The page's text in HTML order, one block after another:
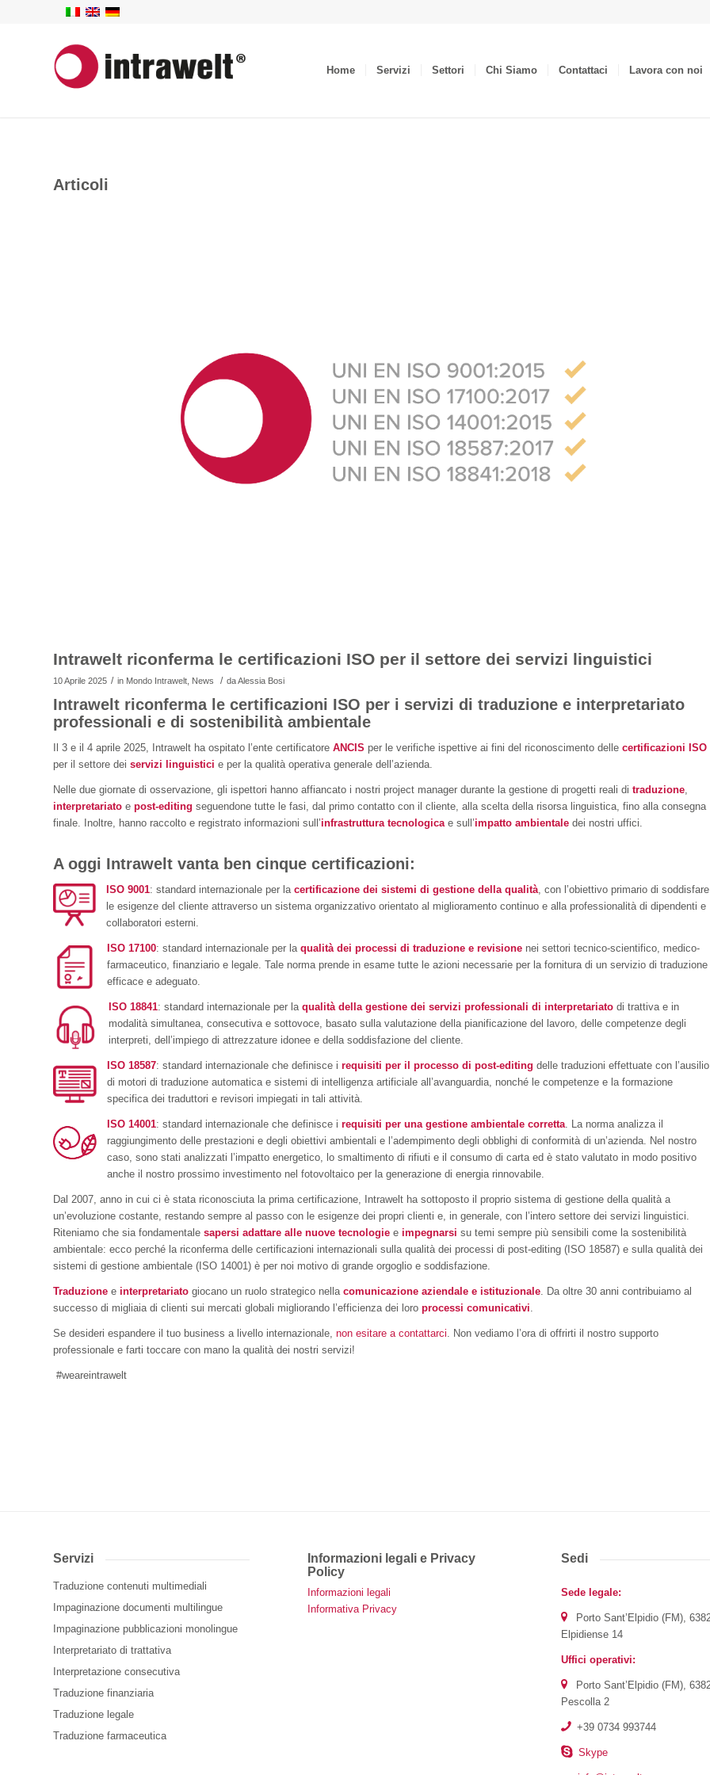
Home Servizi Settori Chi Siamo Contattaci Lavora con noi
Articoli
Intrawelt riconferma le certificazioni ISO per il settore dei servizi linguistici
10 Aprile 2025 / in Mondo Intrawelt News / daAlessia Bosi
Intrawelt riconferma le certificazioni ISO per i servizi di traduzione e interpretariato
professionali e di sostenibilità ambientale
Il 3 e il 4 aprile 2025, Intrawelt ha ospitato l’ente certificatore ANCIS per le verifiche ispettive ai fini del riconoscimento delle certificazioni ISO
per il settore dei servizi linguistici e per la qualità operativa generale dell’azienda.
Nelle due giornate di osservazione, gli ispettori hanno affiancato i nostri project manager durante la gestione di progetti reali di traduzione
interpretariato e post-editing seguendone tutte le fasi, dal primo contatto con il cliente, alla scelta della risorsa linguistica, fino alla consegna
finale. Inoltre, hanno raccolto e registrato informazioni sull’infrastruttura tecnologica e sull’impatto ambientale dei nostri uffici.
A oggi Intrawelt vanta ben cinque certificazioni:
ISO 9001: standard internazionale per la certificazione dei sistemi di gestione della qualità, con l’obiettivo primario di soddisfare
le esigenze del cliente attraverso un sistema organizzativo orientato al miglioramento continuo e alla professionalità di dipendenti e
collaboratori esterni.
ISO 17100: standard internazionale per la qualità dei processi di traduzione e revisione nei settori tecnico-scientifico, medico-
farmaceutico, finanziario e legale. Tale norma prende in esame tutte le azioni necessarie per la fornitura di un servizio di traduzione
efficace e adeguato.
ISO 18841: standard internazionale per la qualità della gestione dei servizi professionali di interpretariato di trattiva e in
modalità simultanea, consecutiva e sottovoce, basato sulla valutazione della pianificazione del lavoro, delle competenze degli
interpreti, dell’impiego di attrezzature idonee e della soddisfazione del cliente.
ISO 18587: standard internazionale che definisce i requisiti per il processo di post-editing delle traduzioni effettuate con l’ausilio
di motori di traduzione automatica e sistemi di intelligenza artificiale all’avanguardia, nonché le competenze e la formazione
specifica dei traduttori e revisori impiegati in tali attività.
ISO 14001: standard internazionale che definisce i requisiti per una gestione ambientale corretta. La norma analizza il
raggiungimento delle prestazioni e degli obiettivi ambientali e l’adempimento degli obblighi di conformità di un’azienda. Nel nostro
caso, sono stati analizzati l’impatto energetico, lo smaltimento di rifiuti e il consumo di carta ed è stato valutato in modo positivo
anche il nostro prossimo investimento nel fotovoltaico per la generazione di energia rinnovabile.
Dal 2007, anno in cui ci è stata riconosciuta la prima certificazione, Intrawelt ha sottoposto il proprio sistema di gestione della qualità a
un’evoluzione costante, restando sempre al passo con le esigenze dei propri clienti e, in generale, con l’intero settore dei servizi linguistici.
Riteniamo che sia fondamentale sapersi adattare alle nuove tecnologie e impegnarsi su temi sempre più sensibili come la sostenibilità
ambientale: ecco perché la riconferma delle certificazioni internazionali sulla qualità dei processi di post-editing (ISO 18587) e sulla qualità dei
sistemi di gestione ambientale (ISO 14001) è per noi motivo di grande orgoglio e soddisfazione.
Traduzione e interpretariato giocano un ruolo strategico nella comunicazione aziendale e istituzionale. Da oltre 30 anni contribuiamo al
successo di migliaia di clienti sui mercati globali migliorando l’efficienza dei loro processi comunicativi.
Se desideri espandere il tuo business a livello internazionale, non esitare a contattarci. Non vediamo l’ora di offrirti il nostro supporto
professionale e farti toccare con mano la qualità dei nostri servizi!
#weareintrawelt
Servizi
Traduzione contenuti multimediali
Impaginazione documenti multilingue
Impaginazione pubblicazioni monolingue
Interpretariato di trattativa
Interpretazione consecutiva
Traduzione finanziaria
Traduzione legale
Traduzione farmaceutica
Informazioni legali e Privacy
Policy
Informazioni legali
Informativa Privacy
Sedi
Sede legale:
Porto Sant’Elpidio (FM),
Elpidiense 14
Uffici operativi:
Porto Sant’Elpidio (FM),
Pescolla 2
+39 0734 993744
Skype